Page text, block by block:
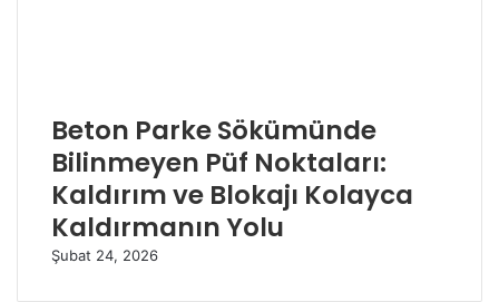
Beton Parke Sökümünde
Bilinmeyen Püf Noktaları:
Kaldırım ve Blokajı Kolayca
Kaldırmanın Yolu
Şubat 24, 2026